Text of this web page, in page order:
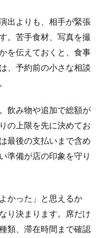
出よりも、相手が緊張
。苦手食材、写真を撮
を伝えておくと、食事
、予約前の小さな相談
飲み物や追加で総額が
の上限を先に決めてお
最後の支払いまで含め
準備が店の印象を守り
かった」と思えるか
り決まります。席だけ
類、滞在時間まで確認